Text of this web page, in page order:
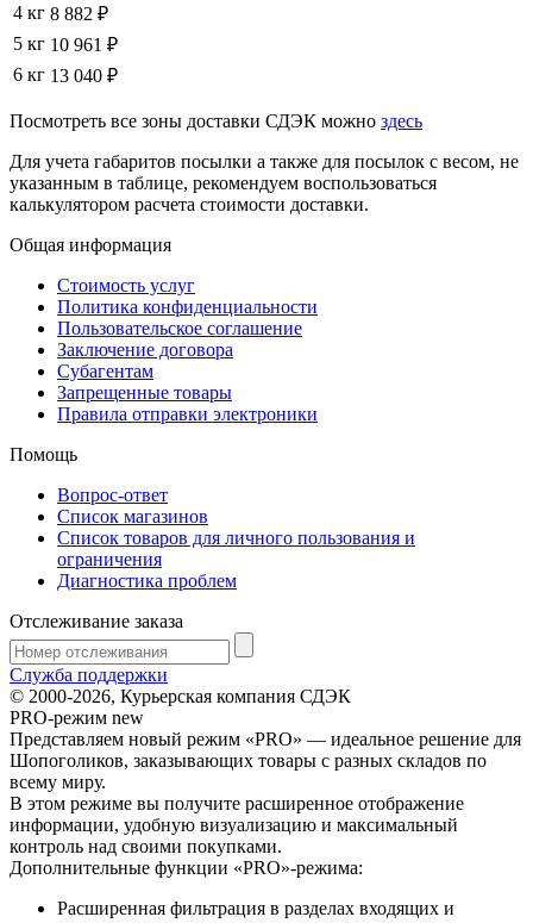
4 кг 8 882 ₽
5 кг 10 961 ₽
6 кг 13 040 ₽
Посмотреть все зоны доставки СДЭК можно здесь
Для учета габаритов посылки а также для посылок с весом, не
указанным в таблице, рекомендуем воспользоваться
калькулятором расчета стоимости доставки.
Общая информация
Стоимость услуг
Политика конфиденциальности
Пользовательское соглашение
Заключение договора
Субагентам
Запрещенные товары
Правила отправки электроники
Помощь
Вопрос-ответ
Список магазинов
Список товаров для личного пользования и
ограничения
Диагностика проблем
Отслеживание заказа
Служба поддержки
© 2000-2026, Курьерская компания СДЭК
PRO-режим new
Представляем новый режим «PRO» — идеальное решение для
Шопоголиков, заказывающих товары с разных складов по
всему миру.
В этом режиме вы получите расширенное отображение
информации, удобную визуализацию и максимальный
контроль над своими покупками.
Дополнительные функции «PRO»-режима:
Расширенная фильтрация в разделах входящих и